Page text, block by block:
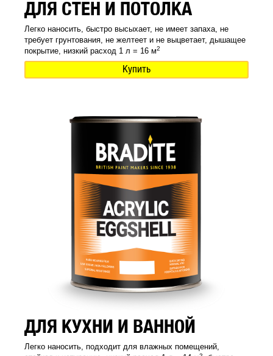
ДЛЯ СТЕН И ПОТОЛКА
Легко наносить, быстро высыхает, не имеет запаха, не
требует грунтования, не желтеет и не выцветает, дышащее
покрытие, низкий расход 1 л = 16 м2
Купить
ДЛЯ КУХНИ И ВАННОЙ
Легко наносить, подходит для влажных помещений,